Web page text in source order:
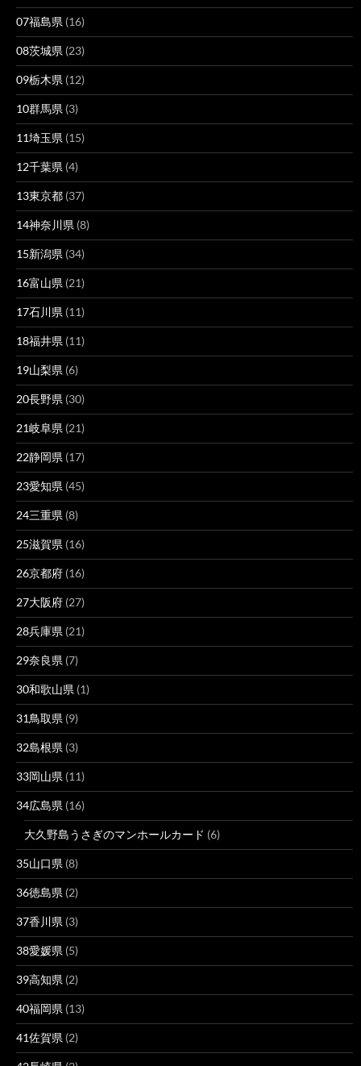
07福島県 (16)
08茨城県 (23)
09栃木県 (12)
10群馬県 (3)
11埼玉県 (15)
12千葉県 (4)
13東京都 (37)
14神奈川県 (8)
15新潟県 (34)
16富山県 (21)
17石川県 (11)
18福井県 (11)
19山梨県 (6)
20長野県 (30)
21岐阜県 (21)
22静岡県 (17)
23愛知県 (45)
24三重県 (8)
25滋賀県 (16)
26京都府 (16)
27大阪府 (27)
28兵庫県 (21)
29奈良県 (7)
30和歌山県 (1)
31鳥取県 (9)
32島根県 (3)
33岡山県 (11)
34広島県 (16)
大久野島うさぎのマンホールカード (6)
35山口県 (8)
36徳島県 (2)
37香川県 (3)
38愛媛県 (5)
39高知県 (2)
40福岡県 (13)
41佐賀県 (2)